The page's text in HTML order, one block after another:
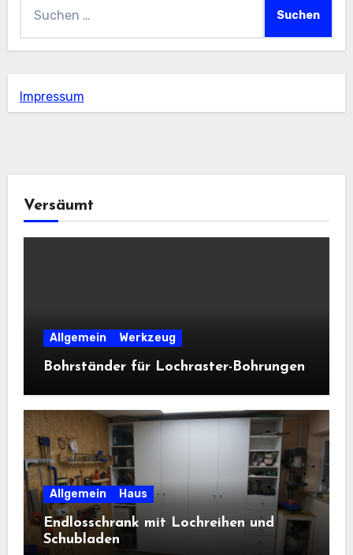
nach:
Impressum
Versäumt
Allgemein Werkzeug
Bohrständer für Lochraster-Bohrungen
Allgemein Haus
Endlosschrank mit Lochreihen und
Schubladen